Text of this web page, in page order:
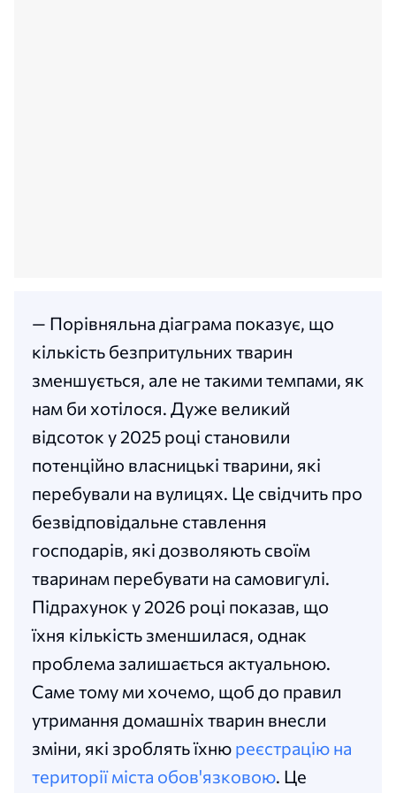
— Порівняльна діаграма показує, що
кількість безпритульних тварин
зменшується, але не такими темпами, як
нам би хотілося. Дуже великий
відсоток у 2025 році становили
потенційно власницькі тварини, які
перебували на вулицях. Це свідчить про
безвідповідальне ставлення
господарів, які дозволяють своїм
тваринам перебувати на самовигулі.
Підрахунок у 2026 році показав, що
їхня кількість зменшилася, однак
проблема залишається актуальною.
Саме тому ми хочемо, щоб до правил
утримання домашніх тварин внесли
зміни, які зроблять їхню реєстрацію на
території міста обов'язковою. Це